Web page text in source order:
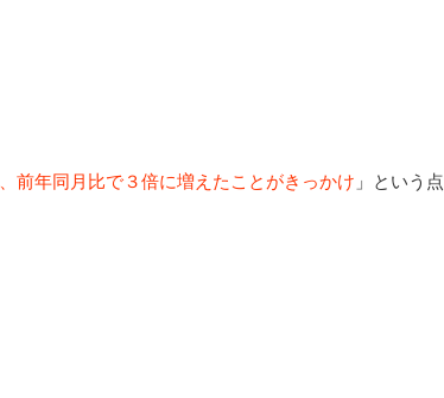
前年同月比で３倍に増えたことがきっかけ 」という点